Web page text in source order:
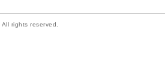
rights reserved.